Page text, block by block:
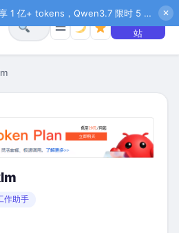
限时 5 折起，秒悟新注送 1 万积分，加入 OPC 赢百万助力金，QoderWork CN 首月 0 元 ✕
☰
+ 提交网
站
作助手